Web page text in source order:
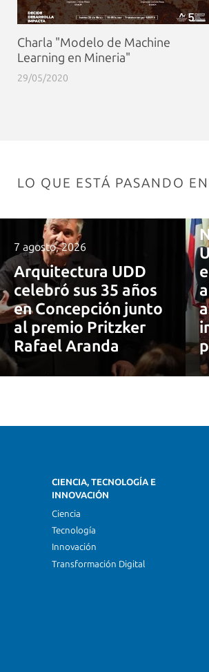
Charla "Modelo de Machine
Learning en Mineria"
29/05/2020
LO QUE ESTÁ PASANDO
7 agosto, 2026
Arquitectura UDD
celebró sus 35 años
en Concepción junto
al premio Pritzker
Rafael Aranda
CIENCIA, TECNOLOGÍA E
INNOVACIÓN
Ciencia
Tecnología
Innovación
Transformación Digital